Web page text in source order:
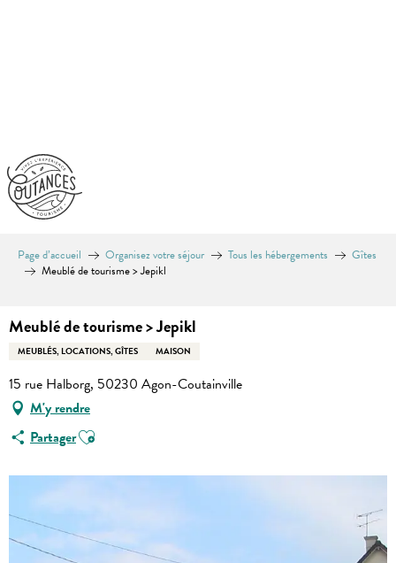
Page d’accueil Organisez votre séjour Tous les hébergements
Gîtes
Meublé de tourisme > Jepikl
Meublé de tourisme > Jepikl
MEUBLÉS, LOCATIONS, GÎTES MAISON
15 rue Halborg, 50230 Agon-Coutainville
M'y rendre
PartagerAjouter aux favoris